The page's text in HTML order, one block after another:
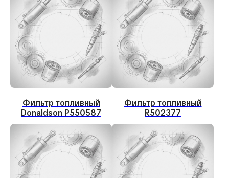
Фильтр топливный
Donaldson P550587
Фильтр топливный
R502377